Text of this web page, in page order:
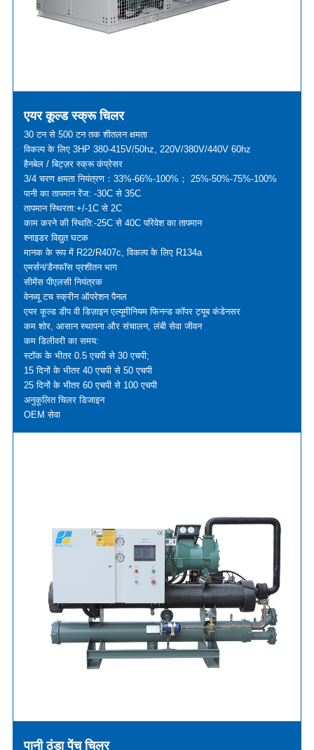
एयर कूल्ड स्क्रू चिलर
30 टन से 500 टन तक शीतलन क्षमता
विकल्प के लिए 3HP 380-415V/50hz, 220V/380V/440V 60hz
हैनबेल / बिट्ज़र स्क्रू कंप्रेसर
3/4 चरण क्षमता नियंत्रण：33%-66%-100%； 25%-50%-75%-100%
पानी का तापमान रेंज: -30C से 35C
तापमान स्थिरता:+/-1C से 2C
काम करने की स्थिति:-25C से 40C परिवेश का तापमान
श्नाइडर विद्युत घटक
मानक के रूप में R22/R407c, विकल्प के लिए R134a
एमर्सन/डैनफॉस प्रशीतन भाग
सीमेंस पीएलसी नियंत्रक
वेनव्यू टच स्क्रीन ऑपरेशन पैनल
एयर कूल्ड डीप वी डिज़ाइन एल्यूमीनियम फिनन्ड कॉपर ट्यूब कंडेनसर
कम शोर, आसान स्थापना और संचालन, लंबी सेवा जीवन
कम डिलीवरी का समय:
स्टॉक के भीतर 0.5 एचपी से 30 एचपी;
15 दिनों के भीतर 40 एचपी से 50 एचपी
25 दिनों के भीतर 60 एचपी से 100 एचपी
अनुकूलित चिलर डिजाइन
OEM सेवा
पानी ठंडा पेंच चिलर